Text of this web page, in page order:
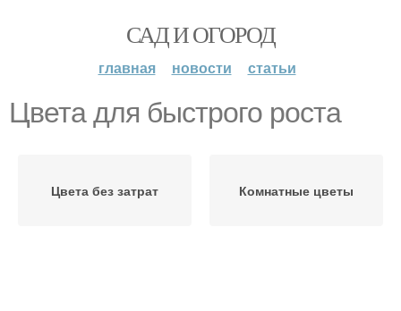
САД И ОГОРОД
главная новости статьи
Цвета для быстрого роста
Цвета без затрат Комнатные цветы